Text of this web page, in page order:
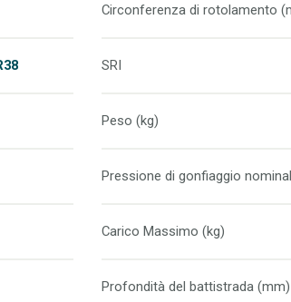
Circonferenza di rotolamento
SRI
Peso (kg)
Pressione di gonfiaggio
Carico Massimo (kg)
Profondità del battistrada (mm)